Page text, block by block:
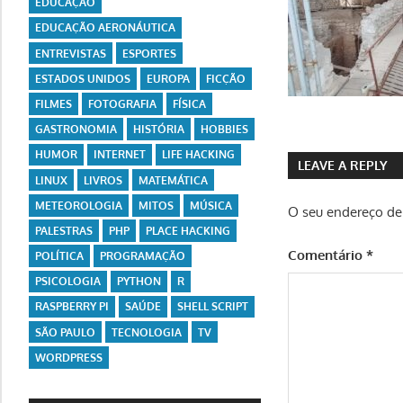
LEAVE A REPLY
O seu endereço
Comentário*
EDUCAÇÃO AERONÁUTICA
ENTREVISTAS
ESPORTES
ESTADOS UNIDOS
EUROPA
FICÇÃO
FILMES
FOTOGRAFIA
FÍSICA
GASTRONOMIA
HISTÓRIA
HOBBIES
HUMOR
INTERNET
LIFE HACKING
LINUX
LIVROS
MATEMÁTICA
METEOROLOGIA
MITOS
MÚSICA
PALESTRAS
PHP
PLACE HACKING
POLÍTICA
PROGRAMAÇÃO
PSICOLOGIA
PYTHON
R
RASPBERRY PI
SAÚDE
SHELL SCRIPT
SÃO PAULO
TECNOLOGIA
TV
WORDPRESS